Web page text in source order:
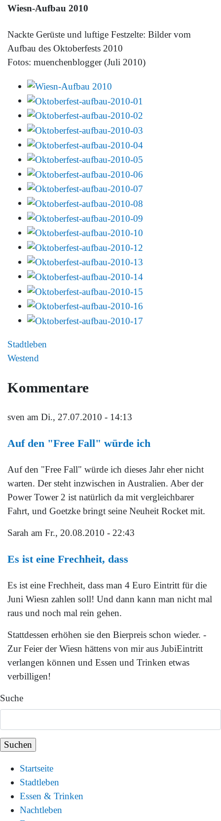
Wiesn-Aufbau 2010
Nackte Gerüste und luftige Festzelte: Bilder vom
Aufbau des Oktoberfests 2010
Fotos: muenchenblogger (Juli 2010)
Stadtleben
Westend
Kommentare
sven am Di., 27.07.2010 - 14:13
Auf den "Free Fall" würde ich
Auf den "Free Fall" würde ich dieses Jahr eher nicht
warten. Der steht inzwischen in Australien. Aber der
Power Tower 2 ist natürlich da mit vergleichbarer
Fahrt, und Goetzke bringt seine Neuheit Rocket mit.
Sarah am Fr., 20.08.2010 - 22:43
Es ist eine Frechheit, dass
Es ist eine Frechheit, dass man 4 Euro Eintritt für die
Juni Wiesn zahlen soll! Und dann kann man nicht mal
raus und noch mal rein gehen.
Stattdessen erhöhen sie den Bierpreis schon wieder. -
Zur Feier der Wiesn hättens von mir aus JubiEintritt
verlangen können und Essen und Trinken etwas
verbilligen!
Suche
Startseite
Stadtleben
Essen & Trinken
Nachtleben